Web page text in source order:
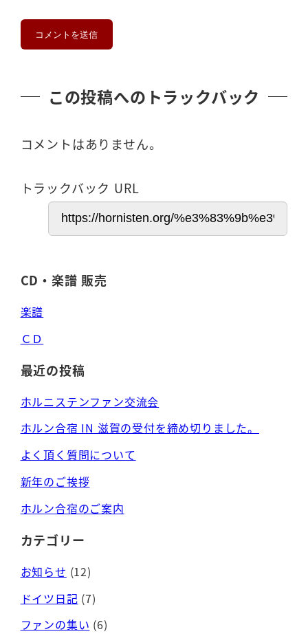
この投稿へのトラックバック
コメントはありません。
トラックバック URL
CD・楽譜 販売
楽譜
ＣＤ
最近の投稿
ホルニステンファン交流会
ホルン合宿 IN 滋賀の受付を締め切りました。
よく頂く質問について
新年のご挨拶
ホルン合宿のご案内
カテゴリー
お知らせ (12)
ドイツ日記 (7)
ファンの集い (6)